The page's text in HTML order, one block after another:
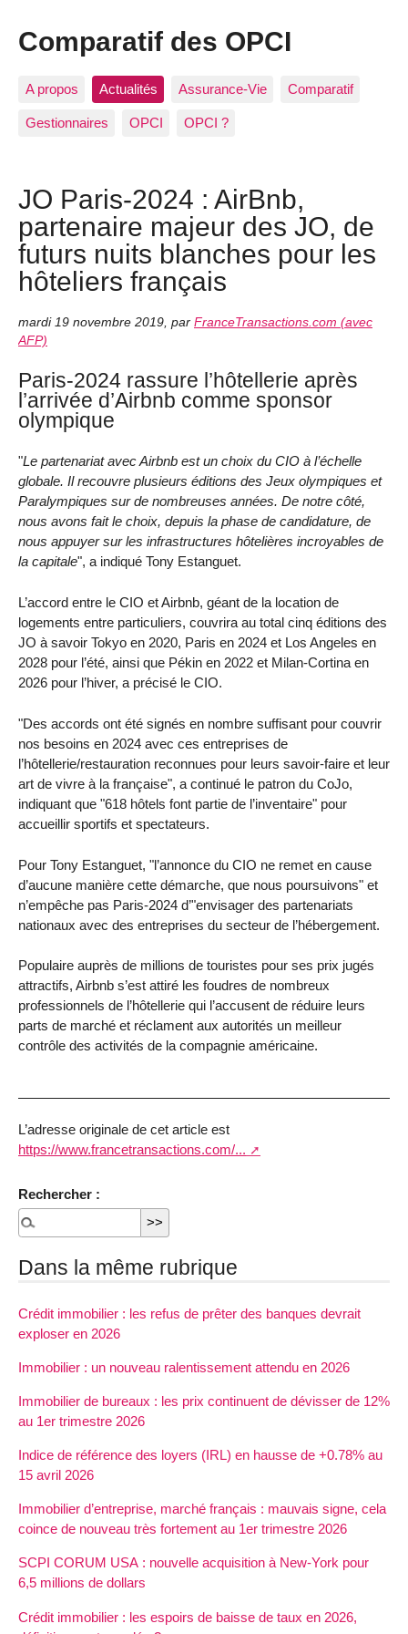
Comparatif des OPCI
A propos Actualités Assurance-Vie Comparatif
Gestionnaires OPCI OPCI ?
JO Paris-2024 : AirBnb,
partenaire majeur des JO, de
futurs nuits blanches pour les
hôteliers français
mardi 19 novembre 2019 par FranceTransactions.com (avec
AFP)
Paris-2024 rassure l’hôtellerie après
l’arrivée d’Airbnb comme sponsor
olympique
"Le partenariat avec Airbnb est un choix du CIO à l’échelle
globale. Il recouvre plusieurs éditions des Jeux olympiques et
Paralympiques sur de nombreuses années. De notre côté,
nous avons fait le choix, depuis la phase de candidature, de
nous appuyer sur les infrastructures hôtelières incroyables de
la capitale", a indiqué Tony Estanguet.
L’accord entre le CIO et Airbnb, géant de la location de
logements entre particuliers, couvrira au total cinq éditions des
JO à savoir Tokyo en 2020, Paris en 2024 et Los Angeles en
2028 pour l’été, ainsi que Pékin en 2022 et Milan-Cortina en
2026 pour l’hiver, a précisé le CIO.
"Des accords ont été signés en nombre suffisant pour couvrir
nos besoins en 2024 avec ces entreprises de
l’hôtellerie/restauration reconnues pour leurs savoir-faire et leur
art de vivre à la française", a continué le patron du CoJo,
indiquant que "618 hôtels font partie de l’inventaire" pour
accueillir sportifs et spectateurs.
Pour Tony Estanguet, "l’annonce du CIO ne remet en cause
d’aucune manière cette démarche, que nous poursuivons" et
n’empêche pas Paris-2024 d’"envisager des partenariats
nationaux avec des entreprises du secteur de l’hébergement.
Populaire auprès de millions de touristes pour ses prix jugés
attractifs, Airbnb s’est attiré les foudres de nombreux
professionnels de l’hôtellerie qui l’accusent de réduire leurs
parts de marché et réclament aux autorités un meilleur
contrôle des activités de la compagnie américaine.
L’adresse originale de cet article est
https://www.francetransactions.com/...
Rechercher :
Dans la même rubrique
Crédit immobilier : les refus de prêter des banques devrait
exploser en 2026
Immobilier : un nouveau ralentissement attendu en 2026
Immobilier de bureaux : les prix continuent de dévisser de 12%
au 1er trimestre 2026
Indice de référence des loyers (IRL) en hausse de +0.78% au
15 avril 2026
Immobilier d’entreprise, marché français : mauvais signe, cela
coince de nouveau très fortement au 1er trimestre 2026
SCPI CORUM USA : nouvelle acquisition à New-York pour
6,5 millions de dollars
Crédit immobilier : les espoirs de baisse de taux en 2026,